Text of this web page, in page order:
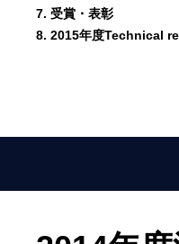
7. 受賞・表彰
8. 2015年度Technical